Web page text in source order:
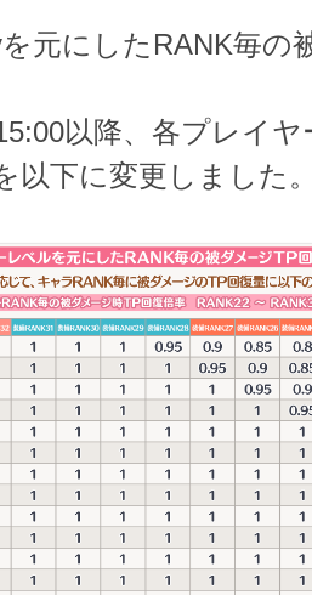
元にしたRANK毎の
以降、各プレイ
以下に変更しました